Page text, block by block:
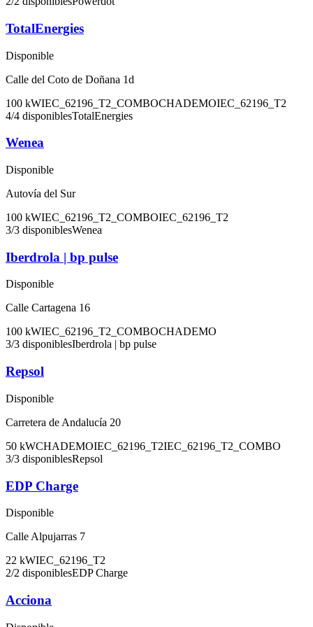
TotalEnergies
Disponible
Calle del Coto de Doñana 1d
100 kWIEC_62196_T2_COMBOCHADEMOIEC_62196_T2
4/4 disponiblesTotalEnergies
Wenea
Disponible
Autovía del Sur
100 kWIEC_62196_T2_COMBOIEC_62196_T2
3/3 disponiblesWenea
Iberdrola | bp pulse
Disponible
Calle Cartagena 16
100 kWIEC_62196_T2_COMBOCHADEMO
3/3 disponiblesIberdrola | bp pulse
Repsol
Disponible
Carretera de Andalucía 20
50 kWCHADEMOIEC_62196_T2IEC_62196_T2_COMBO
3/3 disponiblesRepsol
EDP Charge
Disponible
Calle Alpujarras 7
22 kWIEC_62196_T2
2/2 disponiblesEDP Charge
Acciona